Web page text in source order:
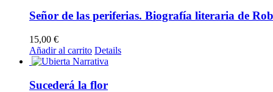
Señor de las periferias. Biografía literaria de
15,00 €
Añadir al carrito Details
Sucederá la flor